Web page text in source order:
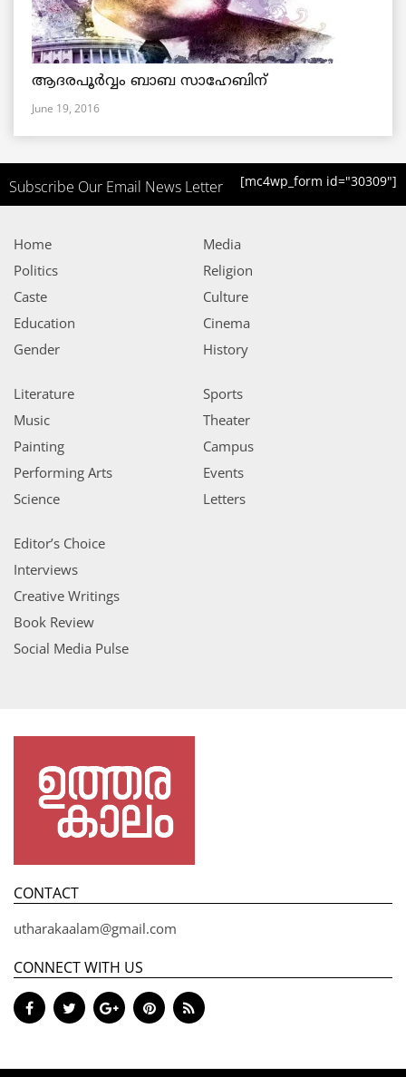
ആദരപൂര്‍വ്വം ബാബ സാഹേബിന്
June 19, 2016
Subscribe Our Email News Letter [mc4wp_form id="30309"]
Home
Politics
Caste
Education
Gender
Media
Religion
Culture
Cinema
History
Literature
Music
Painting
Performing Arts
Science
Sports
Theater
Campus
Events
Letters
Editor’s Choice
Interviews
Creative Writings
Book Review
Social Media Pulse
CONTACT
utharakaalam@gmail.com
CONNECT WITH US